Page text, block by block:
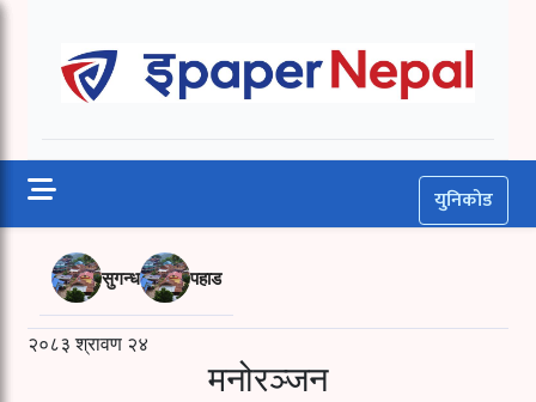
Skip
contentEpaper Nepal
युनिकोड
सुगन्ध पहाड
२०८३ श्रावण २४
मनोरञ्जन